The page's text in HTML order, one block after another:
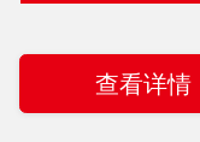
查看详情